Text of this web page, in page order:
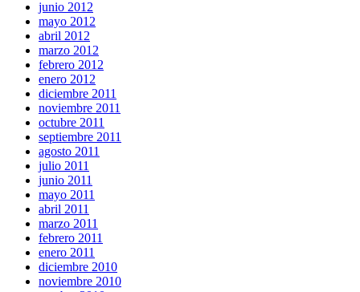
junio 2012
mayo 2012
abril 2012
marzo 2012
febrero 2012
enero 2012
diciembre 2011
noviembre 2011
octubre 2011
septiembre 2011
agosto 2011
julio 2011
junio 2011
mayo 2011
abril 2011
marzo 2011
febrero 2011
enero 2011
diciembre 2010
noviembre 2010